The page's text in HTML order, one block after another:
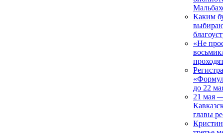
Каким
«Не
до 22
21 мая
главы